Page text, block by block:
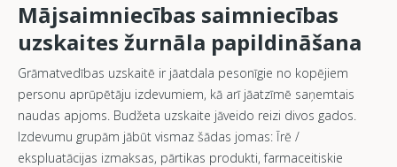
Mājsaimniecības saimniecības
uzskaites žurnāla papildināšana
Grāmatvedības uzskaitē ir jāatdala pesonīgie no kopējiem
personu aprūpētāju izdevumiem, kā arī jāatzīmē saņemtais
naudas apjoms. Budžeta uzskaite jāveido reizi divos gados.
Izdevumu grupām jābūt vismaz šādas jomas: Īrē /
ekspluatācijas izmaksas, pārtikas produkti, farmaceitiskie